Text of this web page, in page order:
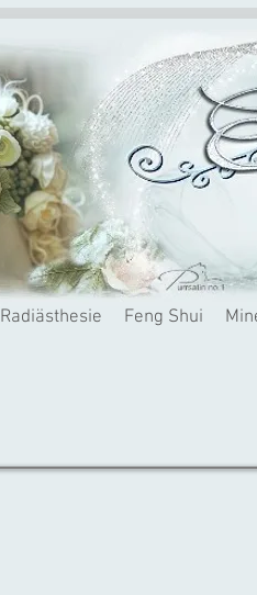
Radiästhesie Feng Shui